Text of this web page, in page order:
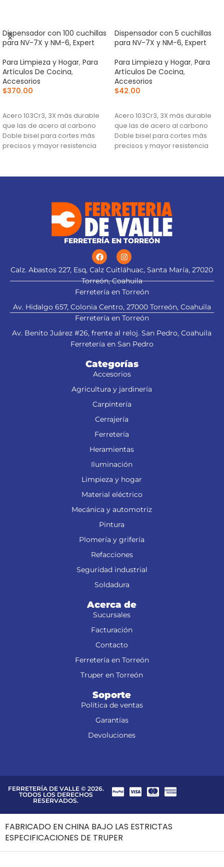
Dispensador con 100 cuchillas
para NV-7X y NM-6, Expert
Para Limpieza y Hogar, Para
Artículos De Cocina,
Accesorios
$370.00
Acero 103Cr3, 3X más durable
que las de acero al carbono
Doble bisel para cortes más
precisos y mayor resistencia
Dispensador con 5 cuchillas
para NV-7X y NM-6, Expert
Para Limpieza y Hogar, Para
Artículos De Cocina,
Accesorios
$42.00
Acero 103Cr3, 3X más durable
que las de acero al carbono
Doble bisel para cortes más
precisos y mayor resistencia
FERRETERÍA EN TORREÓN
Calz. Abastos 227, Esq, Calz Cuitláhuac, Santa María, 27020
Torreón, Coahuila
Ferretería en Torreón
Av. Hidalgo 657, Colonia Centro, 27000 Torreón, Coahuila
Ferretería en Torreón
Av. Benito Juárez #26, frente al reloj. San Pedro, Coahuila
Ferretería en San Pedro
Categorías
Accesorios
Agricultura y jardinería
Carpintería
Cerrajería
Ferretería
Heramientas
Iluminación
Limpieza y hogar
Material eléctrico
Mecánica y automotriz
Pintura
Plomería y grifería
Refacciones
Seguridad industrial
Soldadura
Acerca de
Sucursales
Facturación
Contacto
Ferretería en Torreón
Truper en Torreón
Soporte
Política de ventas
Garantías
Devoluciones
FERRETERÍA DE VALLE © 2026.
TODOS LOS DERECHOS
RESERVADOS.
FABRICADO EN CHINA BAJO LAS ESTRICTAS
ESPECIFICACIONES DE TRUPER